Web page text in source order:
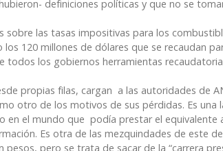
definiciones políticas y que no se
sobre las tasas impositivas para los
120 millones de dólares que se recaudan
los gobiernos herramientas
propias filas, cargan a las autoridades de
otro de los motivos de sus pérdidas. Es una
en el mundo que podía prestar el equivalente
Es otra de las mezquindades de este
pero se trata de sacar de la “carrera